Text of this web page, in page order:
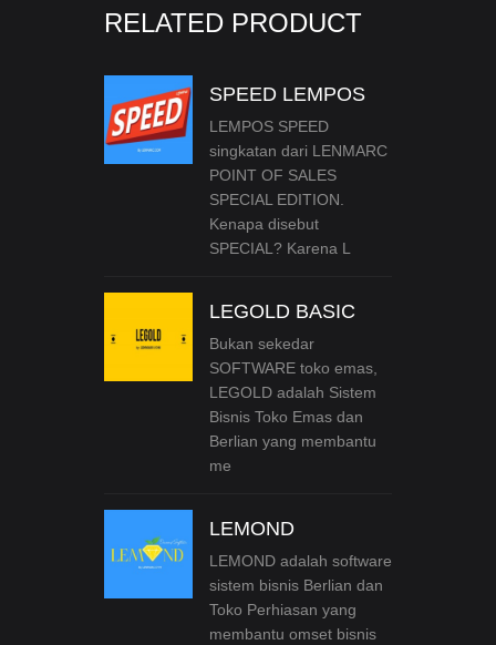
RELATED PRODUCT
SPEED LEMPOS
LEMPOS SPEED
singkatan dari LENMARC
POINT OF SALES
SPECIAL EDITION.
Kenapa disebut
SPECIAL? Karena L
LEGOLD BASIC
Bukan sekedar
SOFTWARE toko emas,
LEGOLD adalah Sistem
Bisnis Toko Emas dan
Berlian yang membantu
me
LEMOND
LEMOND adalah software
sistem bisnis Berlian dan
Toko Perhiasan yang
membantu omset bisnis